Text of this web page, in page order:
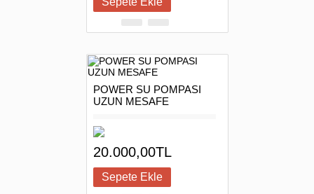
POWER SU POMPASI
UZUN MESAFE
20.000,00TL